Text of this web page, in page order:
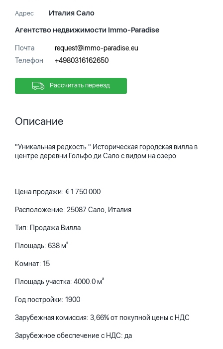
Адрес
Италия Сало
Агентство недвижимости Immo-Paradise
Почта
request@immo-paradise.eu
Телефон
+4980316162650
Рассчитать переезд
Описание
"Уникальная редкость " Историческая городская вилла в
центре деревни Гольфо ди Сало с видом на озеро
Цена продажи: € 1 750 000
Расположение: 25087 Сало, Италия
Тип: Продажа Вилла
Площадь: 638 м²
Комнат: 15
Площадь участка: 4000.0 м²
Год постройки: 1900
Зарубежная комиссия: 3,66% от покупной цены с НДС
Зарубежное обеспечение с НДС: да